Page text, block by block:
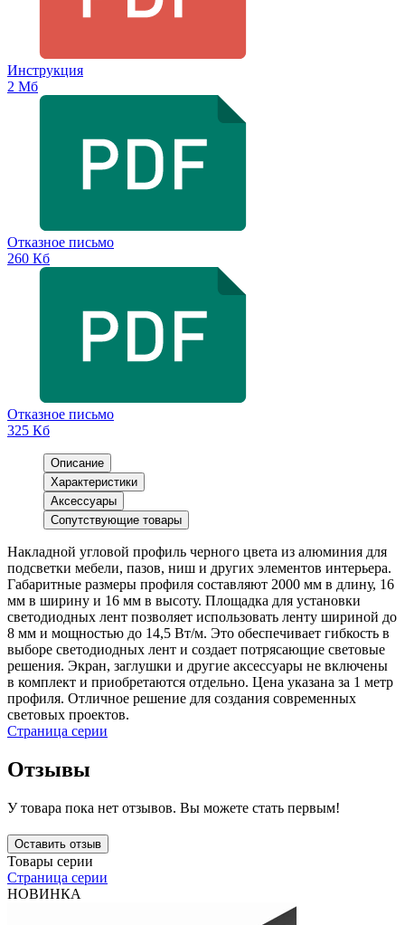
Инструкция
2 Мб
Отказное письмо
260 Кб
Отказное письмо
325 Кб
Описание
Характеристики
Аксессуары
Сопутствующие товары
Накладной угловой профиль черного цвета из алюминия для
подсветки мебели, пазов, ниш и других элементов интерьера.
Габаритные размеры профиля составляют 2000 мм в длину, 16
мм в ширину и 16 мм в высоту. Площадка для установки
светодиодных лент позволяет использовать ленту шириной до
8 мм и мощностью до 14,5 Вт/м. Это обеспечивает гибкость в
выборе светодиодных лент и создает потрясающие световые
решения. Экран, заглушки и другие аксессуары не включены
в комплект и приобретаются отдельно. Цена указана за 1 метр
профиля. Отличное решение для создания современных
световых проектов.
Страница серии
Отзывы
У товара пока нет отзывов. Вы можете стать первым!
Оставить отзыв
Товары серии
Страница серии
НОВИНКА